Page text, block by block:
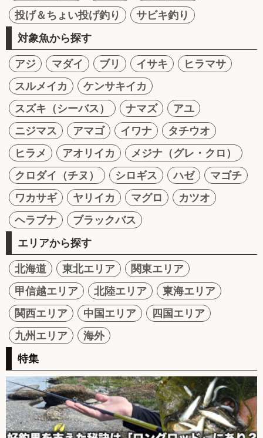
投げ＆ちょい投げ釣り
サビキ釣り
対象魚から探す
アジ マダイ ブリ イサキ
ヒラマサ
スルメイカ
ケンサキイカ
スズキ（シーバス）
ナマズ
アユ
ニジマス
アマゴ イワナ
タチウオ
ヒラメ
アオリイカ
メジナ（グレ・クロ）
クロダイ（チヌ）
シロギス ハゼ
マゴチ
ワカサギ
ヤリイカ マグロ
カツオ
ヘラブナ
ブラックバス
エリアから探す
北海道 東北エリア
関東エリア
甲信越エリア
北陸エリア
東海エリア
関西エリア
中国エリア
四国エリア
九州エリア
海外
特集